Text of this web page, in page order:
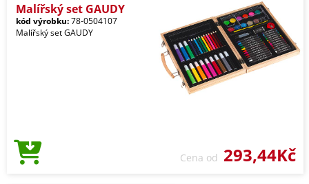
Malířský set GAUDY
kód výrobku:78-0504107
Malířský set GAUDY
Cena od 293,44Kč